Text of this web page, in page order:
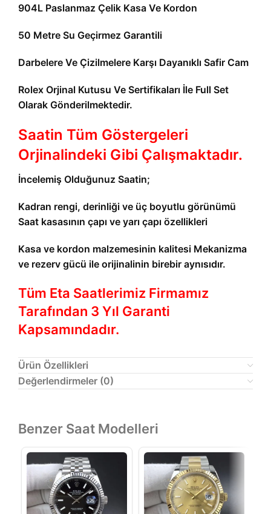
904L Paslanmaz Çelik Kasa Ve Kordon
50 Metre Su Geçirmez Garantili
Darbelere Ve Çizilmelere Karşı Dayanıklı Safir Cam
Rolex Orjinal Kutusu Ve Sertifikaları İle Full Set
Olarak Gönderilmektedir.
Saatin Tüm Göstergeleri
Orjinalindeki Gibi Çalışmaktadır.
İncelemiş Olduğunuz Saatin;
Kadran rengi, derinliği ve üç boyutlu görünümü
Saat kasasının çapı ve yarı çapı özellikleri
Kasa ve kordon malzemesinin kalitesi Mekanizma
ve rezerv gücü ile orijinalinin birebir aynısıdır.
Tüm Eta Saatlerimiz Firmamız
Tarafından 3 Yıl Garanti
Kapsamındadır.
Ürün Özellikleri
Değerlendirmeler (0)
Benzer Saat Modelleri